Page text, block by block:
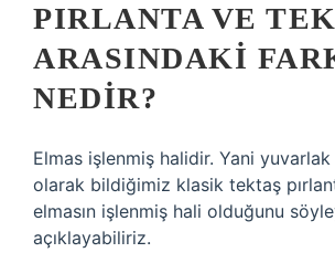
PIRLANTA VE
ARASINDAKI
NEDIR?
Elmas işlenmiş halidir. Yani yuvarlak
olarak bildiğimiz klasik tektaş
elmasın işlenmiş hali olduğunu
açıklayabiliriz.